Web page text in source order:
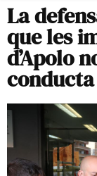
La
que les
d’Apolo